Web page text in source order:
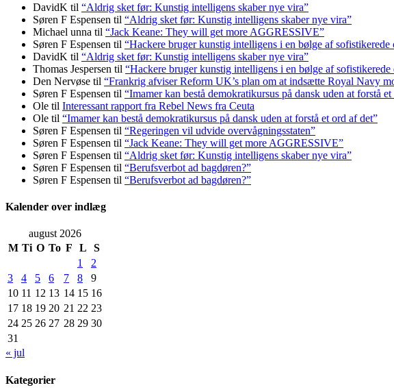
DavidK til “Aldrig sket før: Kunstig intelligens skaber nye vira”
Søren F Espensen til “Aldrig sket før: Kunstig intelligens skaber nye vira”
Michael unna til “Jack Keane: They will get more AGGRESSIVE”
Søren F Espensen til “Hackere bruger kunstig intelligens i en bølge af sofistikerede
DavidK til “Aldrig sket før: Kunstig intelligens skaber nye vira”
Thomas Jespersen til “Hackere bruger kunstig intelligens i en bølge af sofistikerede
Den Nervøse til “Frankrig afviser Reform UK’s plan om at indsætte Royal Navy
Søren F Espensen til “Imamer kan bestå demokratikursus på dansk uden at forstå
Ole til Interessant rapport fra Rebel News fra Ceuta
Ole til “Imamer kan bestå demokratikursus på dansk uden at forstå et ord af det”
Søren F Espensen til “Regeringen vil udvide overvågningsstaten”
Søren F Espensen til “Jack Keane: They will get more AGGRESSIVE”
Søren F Espensen til “Aldrig sket før: Kunstig intelligens skaber nye vira”
Søren F Espensen til “Berufsverbot ad bagdøren?”
Søren F Espensen til “Berufsverbot ad bagdøren?”
Kalender over indlæg
august 2026
M Ti O To F L
S
1
2
3
4 5 6 7 8
9
10 11 12 13 14 15 16
17 18 19 20 21 22 23
24 25 26 27 28 29 30
31
« jul
Kategorier